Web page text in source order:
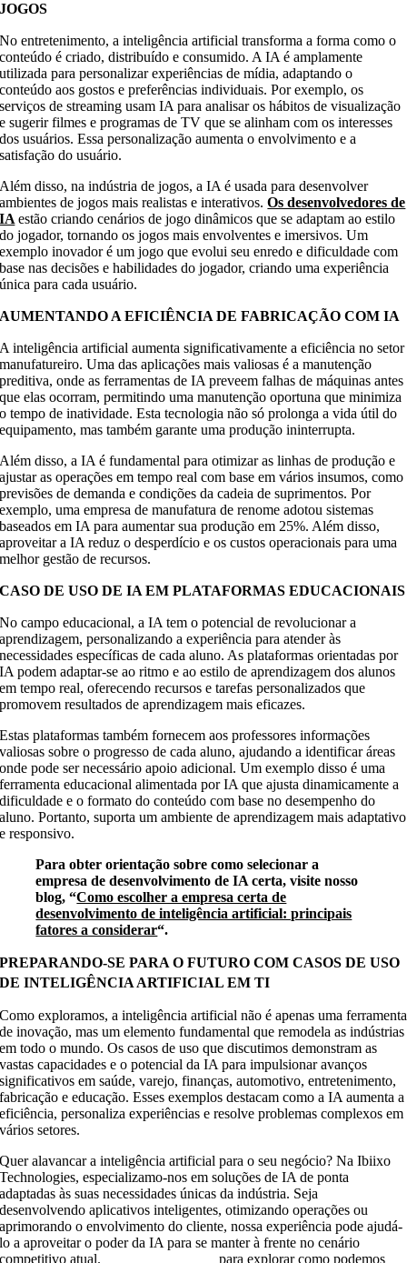
JOGOS
No entretenimento, a inteligência artificial transforma a forma como o
conteúdo é criado, distribuído e consumido. A IA é amplamente
utilizada para personalizar experiências de mídia, adaptando o
conteúdo aos gostos e preferências individuais. Por exemplo, os
serviços de streaming usam IA para analisar os hábitos de visualização
e sugerir filmes e programas de TV que se alinham com os interesses
dos usuários. Essa personalização aumenta o envolvimento e a
satisfação do usuário.
Além disso, na indústria de jogos, a IA é usada para desenvolver
ambientes de jogos mais realistas e interativos.Os desenvolvedores de
IA estão criando cenários de jogo dinâmicos que se adaptam ao estilo
do jogador, tornando os jogos mais envolventes e imersivos. Um
exemplo inovador é um jogo que evolui seu enredo e dificuldade com
base nas decisões e habilidades do jogador, criando uma experiência
única para cada usuário.
AUMENTANDO A EFICIÊNCIA DE FABRICAÇÃO COM IA
A inteligência artificial aumenta significativamente a eficiência no setor
manufatureiro. Uma das aplicações mais valiosas é a manutenção
preditiva, onde as ferramentas de IA preveem falhas de máquinas antes
que elas ocorram, permitindo uma manutenção oportuna que minimiza
o tempo de inatividade. Esta tecnologia não só prolonga a vida útil do
equipamento, mas também garante uma produção ininterrupta.
Além disso, a IA é fundamental para otimizar as linhas de produção e
ajustar as operações em tempo real com base em vários insumos, como
previsões de demanda e condições da cadeia de suprimentos. Por
exemplo, uma empresa de manufatura de renome adotou sistemas
baseados em IA para aumentar sua produção em 25%. Além disso,
aproveitar a IA reduz o desperdício e os custos operacionais para uma
melhor gestão de recursos.
CASO DE USO DE IA EM PLATAFORMAS EDUCACIONAIS
No campo educacional, a IA tem o potencial de revolucionar a
aprendizagem, personalizando a experiência para atender às
necessidades específicas de cada aluno. As plataformas orientadas por
IA podem adaptar-se ao ritmo e ao estilo de aprendizagem dos alunos
em tempo real, oferecendo recursos e tarefas personalizados que
promovem resultados de aprendizagem mais eficazes.
Estas plataformas também fornecem aos professores informações
valiosas sobre o progresso de cada aluno, ajudando a identificar áreas
onde pode ser necessário apoio adicional. Um exemplo disso é uma
ferramenta educacional alimentada por IA que ajusta dinamicamente a
dificuldade e o formato do conteúdo com base no desempenho do
aluno. Portanto, suporta um ambiente de aprendizagem mais adaptativo
e responsivo.
Para obter orientação sobre como selecionar a
empresa de desenvolvimento de IA certa, visite nosso
blog, “Como escolher a empresa certa de
desenvolvimento de inteligência artificial: principais
fatores a considerar“.
PREPARANDO-SE PARA O FUTURO COM CASOS DE USO
DE INTELIGÊNCIA ARTIFICIAL EM TI
Como exploramos, a inteligência artificial não é apenas uma ferramenta
de inovação, mas um elemento fundamental que remodela as indústrias
em todo o mundo. Os casos de uso que discutimos demonstram as
vastas capacidades e o potencial da IA para impulsionar avanços
significativos em saúde, varejo, finanças, automotivo, entretenimento,
fabricação e educação. Esses exemplos destacam como a IA aumenta a
eficiência, personaliza experiências e resolve problemas complexos em
vários setores.
Quer alavancar a inteligência artificial para o seu negócio? Na Ibiixo
Technologies, especializamo-nos em soluções de IA de ponta
adaptadas às suas necessidades únicas da indústria. Seja
desenvolvendo aplicativos inteligentes, otimizando operações ou
aprimorando o envolvimento do cliente, nossa experiência pode ajudá-
lo a aproveitar o poder da IA para se manter à frente no cenário
competitivo atual.
para explorar como podemos